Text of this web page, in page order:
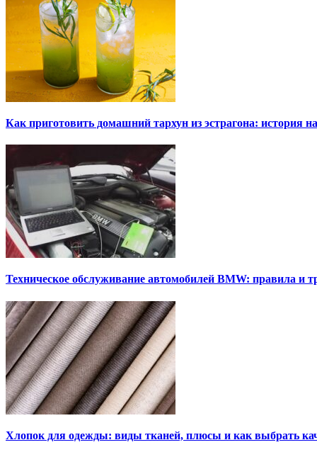
Как приготовить домашний тархун из эстрагона: история
Техническое обслуживание автомобилей BMW: правила и
Хлопок для одежды: виды тканей, плюсы и как выбрать